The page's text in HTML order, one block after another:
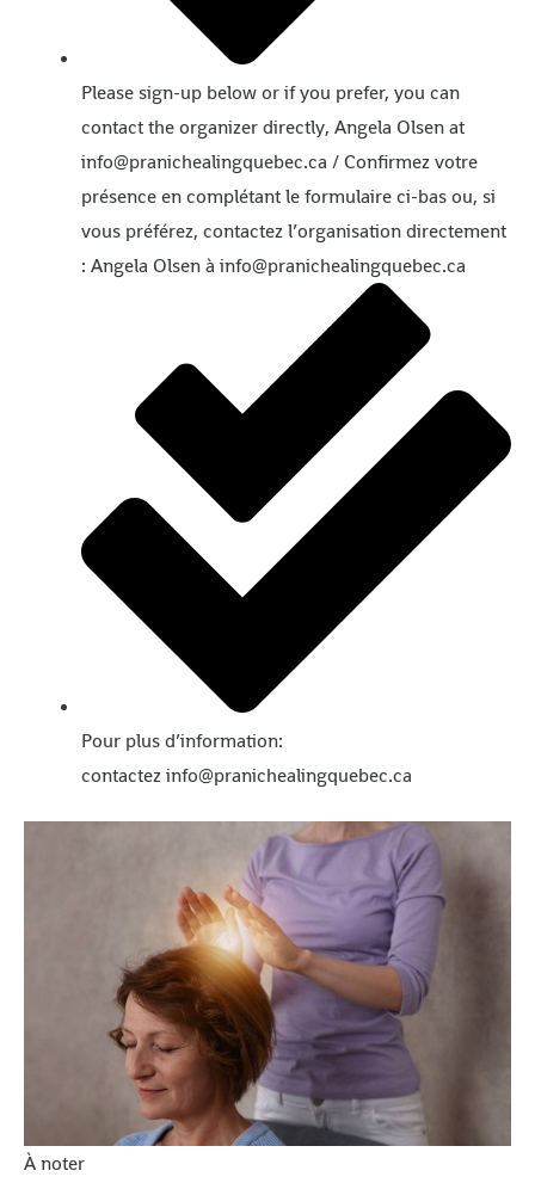
Please sign-up below or if you prefer, you can
contact the organizer directly, Angela Olsen at
info@pranichealingquebec.ca / Confirmez votre
présence en complétant le formulaire ci-bas ou, si
vous préférez, contactez l’organisation directement
: Angela Olsen à info@pranichealingquebec.ca
Pour plus d’information:
contactez info@pranichealingquebec.ca
À noter